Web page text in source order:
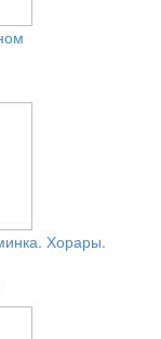
Хорары.